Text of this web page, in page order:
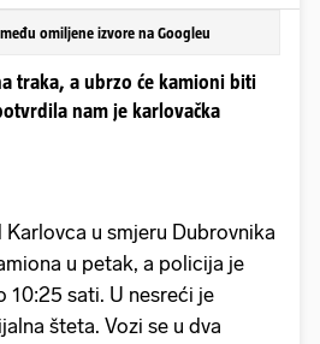
omiljene izvore na Googleu
traka, a ubrzo će kamioni biti
nam je karlovačka
u smjeru Dubrovnika
u petak, a policija je
10:25 sati. U nesreći je
šteta. Vozi se u dva